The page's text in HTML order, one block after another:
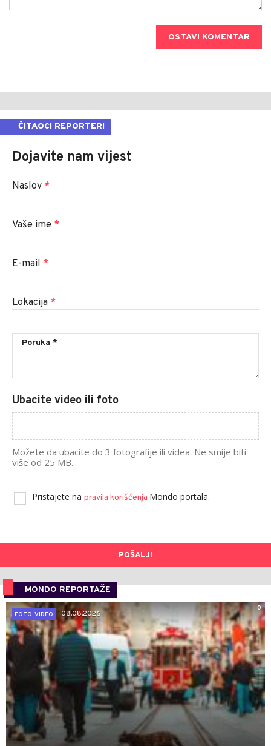
OSTAVI KOMENTAR
ČITAOCI REPORTERI
Dojavite nam vijest
Naslov *
Vaše ime *
E-mail *
Lokacija *
Ubacite video ili foto
Možete da ubacite do 3 fotografije ili videa. Ne smije biti
više od 25 MB.
Pristajete na pravila korišćenja Mondo portala.
POŠALJI
MONDO REPORTAŽE
0
FOTO, VIDEO
08.08.2026.